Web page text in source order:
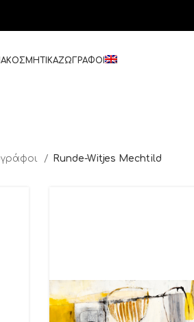
ΖΩΓΡΑΦΟΙ
Runde-Witjes Mechtild